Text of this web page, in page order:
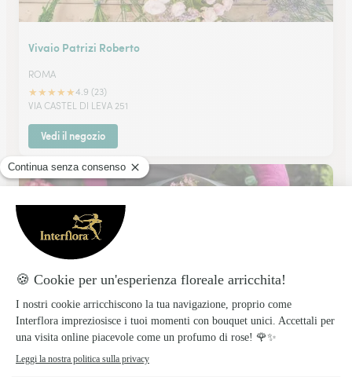
Vivaio Patrizi Roberto
ROMA
★★★★★4.9 (23)
VIA CASTEL DI LEVA 251
Vedi il negozio
Orchidea Bleu Srl
POMEZIA
★★★★★4.5 (71)
Via Roma 98/a